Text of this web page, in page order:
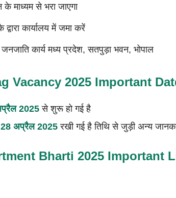
माध्यम से भरा जाएगा
कार्यालय में जमा करें
कार्य मध्य प्रदेश, सतपुड़ा भवन, भोपाल
Vacancy 2025 Important Date
2025 से शुरू हो गई है
28 अप्रैल 2025 रखी गई है तिथि से जुड़ी अन्य
Bharti 2025 Important